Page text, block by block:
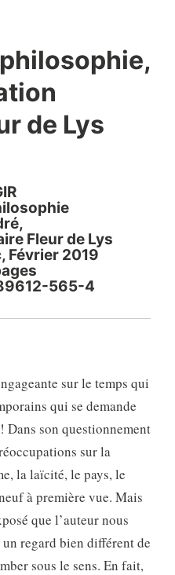
de Lys
Fleur de Lys
Février 2019
565-4
sur le temps qui
qui se demande
Dans son questionnement
sur la
la laïcité, le pays, le
à première vue. Mais
que l’auteur nous
regard bien différent de
sous le sens. En fait,